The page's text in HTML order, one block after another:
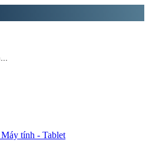
Máy tính - Tablet